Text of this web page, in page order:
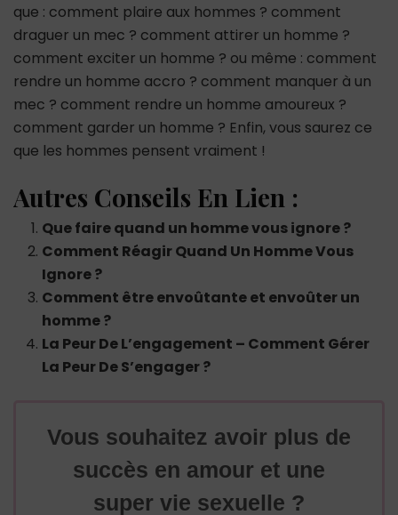
que : comment plaire aux hommes ? comment
draguer un mec ? comment attirer un homme ?
comment exciter un homme ? ou même : comment
rendre un homme accro ? comment manquer à un
mec ? comment rendre un homme amoureux ?
comment garder un homme ? Enfin, vous saurez ce
que les hommes pensent vraiment !
Autres Conseils En Lien :
Que faire quand un homme vous ignore ?
Comment Réagir Quand Un Homme Vous
Ignore ?
Comment être envoûtante et envoûter un
homme ?
La Peur De L’engagement – Comment Gérer
La Peur De S’engager ?
Vous souhaitez avoir plus de
succès en amour et une
super vie sexuelle ?